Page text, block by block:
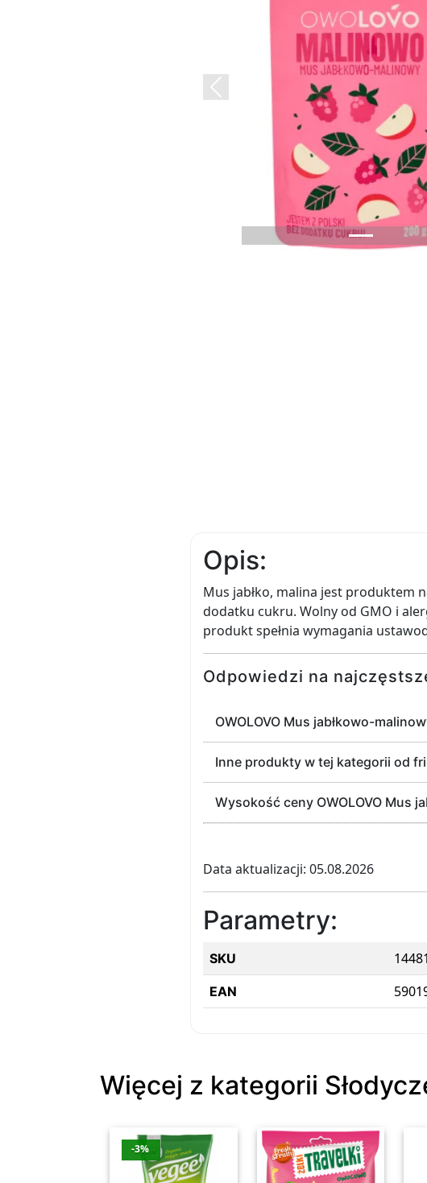
Previous
Opis:
Mus jabłko, malina jest produktem
dodatku cukru. Wolny od GMO i
produkt spełnia wymagania
Odpowiedzi na
OWOLOVO Mus jabłkowo-
Inne produkty w tej kategorii od
Wysokość ceny OWOLOVO Mus
Data aktualizacji: 05.08.2026
Parametry:
SKU
EAN
Więcej z kategorii
-3%